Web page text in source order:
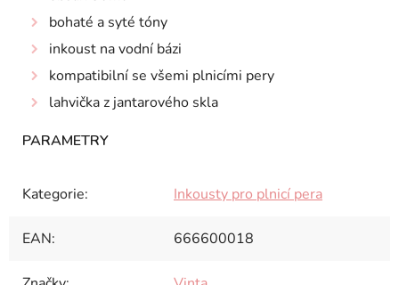
bohaté a syté tóny
inkoust na vodní bázi
kompatibilní se všemi plnicími pery
lahvička z jantarového skla
Kategorie: Inkousty pro plnicí pera
EAN: 666600018